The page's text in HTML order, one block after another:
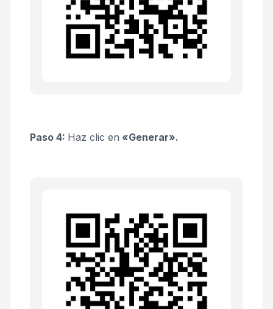
Paso 4: Haz clic en «Generar».